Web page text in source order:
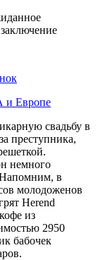
и Европе
свадьбу в
преступника,
немного
в
молодоженов
Herend
из
2950
бабочек